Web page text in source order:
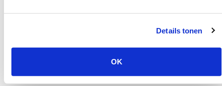
Details tonen
OK
plekken zoals buurthuizen of basisscholen.